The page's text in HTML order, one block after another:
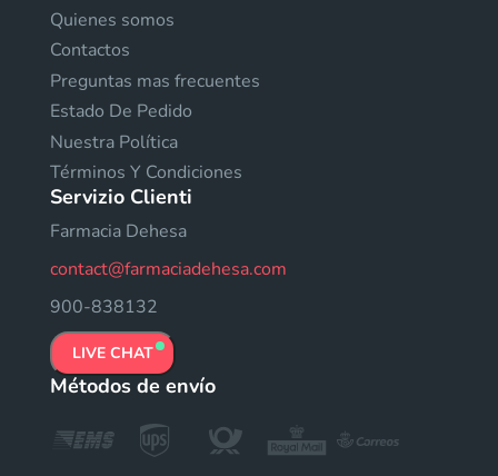
Quienes somos
Contactos
Preguntas mas frecuentes
Estado De Pedido
Nuestra Política
Términos Y Condiciones
Servizio Clienti
Farmacia Dehesa
contact@farmaciadehesa.com
900-838132
LIVE CHAT
Métodos de envío